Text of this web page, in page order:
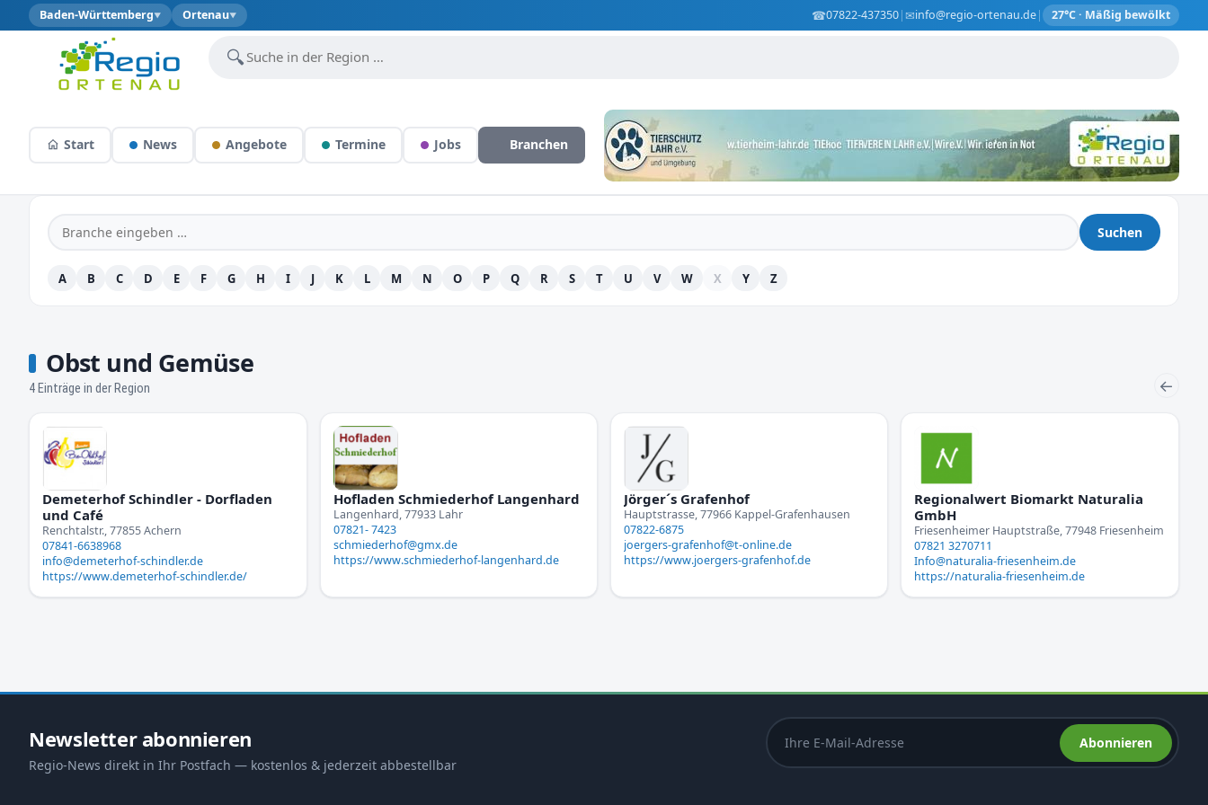
Baden-Württemberg▼ Ortenau▼ ☎07822-437350| ✉info@regio-ortenau.de| 27°C · Mäßig bewölkt
🔍
Start News Angebote Termine Jobs Branchen
Suchen
A B C D E F G H I J K L M N O P Q R S T U V W X Y Z
Obst und Gemüse
4 Einträge in der Region ←
Demeterhof Schindler - Dorfladen
und Café
Renchtalstr., 77855 Achern
07841-6638968
info@demeterhof-schindler.de
https://www.demeterhof-schindler.de/
Hofladen Schmiederhof Langenhard
Langenhard, 77933 Lahr
07821- 7423
schmiederhof@gmx.de
https://www.schmiederhof-langenhard.de
Jörger´s Grafenhof
Hauptstrasse, 77966 Kappel-Grafenhausen
07822-6875
joergers-grafenhof@t-online.de
https://www.joergers-grafenhof.de
Regionalwert Biomarkt Naturalia
GmbH
Friesenheimer Hauptstraße, 77948 Friesenheim
07821 3270711
Info@naturalia-friesenheim.de
https://naturalia-friesenheim.de
Newsletter abonnieren
Regio-News direkt in Ihr Postfach — kostenlos & jederzeit abbestellbar
Abonnieren